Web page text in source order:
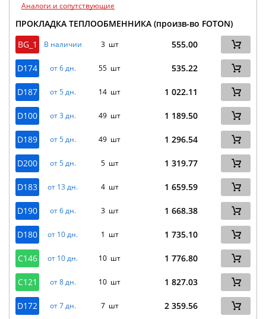
Аналоги и сопутствующие
ПРОКЛАДКА ТЕПЛООБМЕННИКА (произв-во FOTON)
BG_1
В наличии 3 шт 555.00
D174 от 6 дн. 55 шт 535.22
D187 от 5 дн. 14 шт 1 022.11
D100 от 3 дн. 49 шт 1 189.50
D189 от 5 дн. 49 шт 1 296.54
D200 от 5 дн. 5 шт 1 319.77
D183 от 13 дн. 4 шт 1 659.59
D190 от 6 дн. 3 шт 1 668.38
D180 от 10 дн. 1 шт 1 735.10
C146 от 10 дн. 10 шт 1 776.80
C121 от 8 дн. 10 шт 1 827.03
D172 от 7 дн. 7 шт 2 359.56